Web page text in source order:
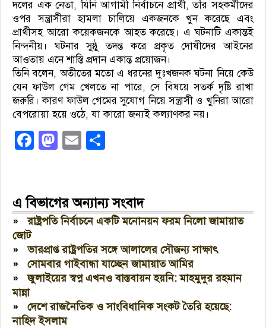
দলের এক নেতা, যিনি আগামী নির্বাচনে প্রার্থী, তাঁর সহকর্মীদের
ওপর সন্ত্রাসীরা হামলা চালিয়ে একজনকে খুন করেছে এবং
প্রার্থীসহ আরো কয়েকজনকে আহত করেছে। এ ঘটনাটি একান্তই
নিন্দনীয়। ঘটনার সুষ্ঠু তদন্ত করে প্রকৃত দোষীদের আইনের
আওতায় এনে শাস্তি প্রদান একান্ত প্রয়োজন।
তিনি বলেন, অতীতের মতো এ ধরনের দুঃখজনক ঘটনা নিয়ে কেউ
যেন ফাউল গেম খেলতে না পারে, সে বিষয়ে সতর্ক দৃষ্টি রাখা
জরুরি। কারণ ফাউল গেমের সুযোগ নিয়ে সন্ত্রাসী ও খুনিরা আরো
বেপরোয়া হয়ে ওঠে, যা কারো জন্যই কল্যাণকর নয়।
Facebook
Mastodon
Email
এ বিভাগের অন্যান্য সংবাদ
»রাষ্ট্রপতি নির্বাচনে একটি মনোনয়ন ফরম নিলো জামায়াত
জোট
»ভারপ্রাপ্ত রাষ্ট্রপতির সঙ্গে আলালের সৌজন্য সাক্ষাৎ
»সোমবার গাইবান্ধা যাচ্ছেন জামায়াত আমির
»জুলাইয়ের স্বপ্ন এখনও বাস্তবায়ন হয়নি: মাহমুদুর রহমান
মান্না
»দেশে রাজনৈতিক ও সাংবিধানিক সংকট তৈরি হয়েছে:
নাহিদ ইসলাম